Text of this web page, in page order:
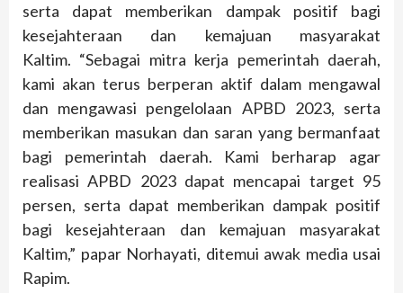
serta dapat memberikan dampak positif bagi
kesejahteraan dan kemajuan masyarakat
Kaltim. “Sebagai mitra kerja pemerintah daerah,
kami akan terus berperan aktif dalam mengawal
dan mengawasi pengelolaan APBD 2023, serta
memberikan masukan dan saran yang bermanfaat
bagi pemerintah daerah. Kami berharap agar
realisasi APBD 2023 dapat mencapai target 95
persen, serta dapat memberikan dampak positif
bagi kesejahteraan dan kemajuan masyarakat
Kaltim,” papar Norhayati, ditemui awak media usai
Rapim.